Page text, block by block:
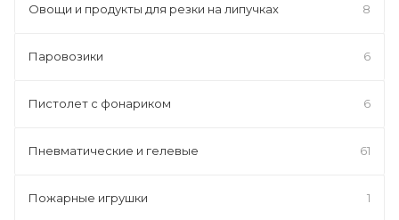
Овощи и продукты для резки на липучках 8
Паровозики 6
Пистолет с фонариком 6
Пневматические и гелевые 61
Пожарные игрушки 1